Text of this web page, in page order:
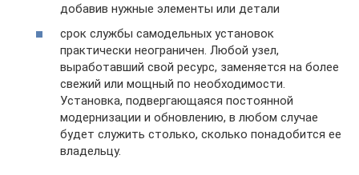
добавив нужные элементы или детали
срок службы самодельных установок
практически неограничен. Любой узел,
выработавший свой ресурс, заменяется на более
свежий или мощный по необходимости.
Установка, подвергающаяся постоянной
модернизации и обновлению, в любом случае
будет служить столько, сколько понадобится ее
владельцу.